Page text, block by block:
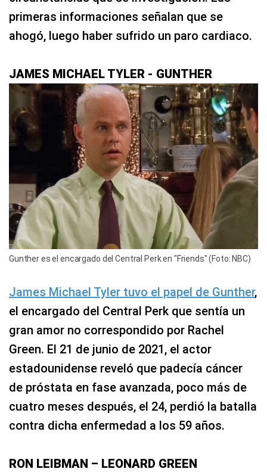
primeras informaciones señalan que se
ahogó, luego haber sufrido un paro cardiaco.
JAMES MICHAEL TYLER - GUNTHER
Gunther es el encargado del Central Perk en "Friends" (Foto: NBC)
James Michael Tyler tuvo el papel de Gunther,
el encargado del Central Perk que sentía un
gran amor no correspondido por Rachel
Green. El 21 de junio de 2021, el actor
estadounidense reveló que padecía cáncer
de próstata en fase avanzada, poco más de
cuatro meses después, el 24, perdió la batalla
contra dicha enfermedad a los 59 años.
RON LEIBMAN – LEONARD GREEN